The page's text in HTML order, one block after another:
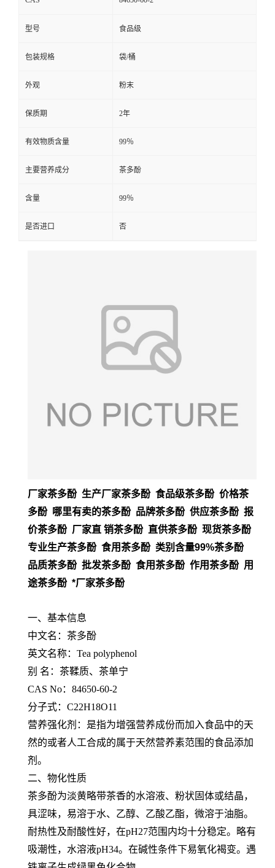
型号 食品级
包装规格 袋/桶
外观 粉末
保质期 2年
有效物质含量 99％
主要营养成分 茶多酚
含量 99％
是否进口 否
厂家茶多酚 生产厂家茶多酚 食品级茶多酚 价格茶
多酚 哪里有卖的茶多酚 品牌茶多酚 供应茶多酚 报
价茶多酚 厂家直 销茶多酚 直供茶多酚 现货茶多酚
专业生产茶多酚 食用茶多酚 类别含量99%茶多酚
品质茶多酚 批发茶多酚 食用茶多酚 作用茶多酚 用
途茶多酚 *厂家茶多酚
一、基本信息
中文名：茶多酚
英文名称：Tea polyphenol
别 名：茶鞣质、茶单宁
CAS No：84650-60-2
分子式：C22H18O11
营养强化剂：是指为增强营养成份而加入食品中的天
然的或者人工合成的属于天然营养素范围的食品添加
剂。
二、物化性质
茶多酚为淡黄略带茶香的水溶液、粉状固体或结晶，
具涩味，易溶于水、乙醇、乙酸乙酯，微溶于油脂。
耐热性及耐酸性好，在pH27范围内均十分稳定。略有
吸潮性，水溶液pH34。在碱性条件下易氧化褐变。遇